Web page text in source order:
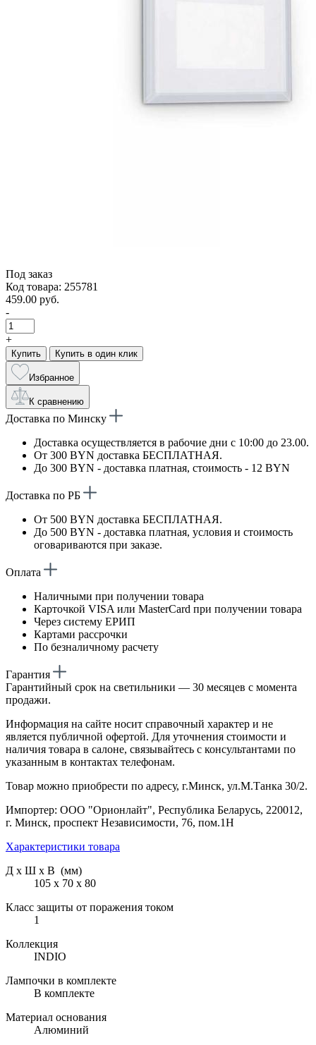
Под заказ
Код товара: 255781
459.00 руб.
-
+
Купить Купить в один клик
Избранное
К сравнению
Доставка по Минску
Доставка осуществляется в рабочие дни с 10:00 до 23.00.
От 300 BYN доставка БЕСПЛАТНАЯ.
До 300 BYN - доставка платная, стоимость - 12 BYN
Доставка по РБ
От 500 BYN доставка БЕСПЛАТНАЯ.
До 500 BYN - доставка платная, условия и стоимость
оговариваются при заказе.
Оплата
Наличными при получении товара
Карточкой VISA или MasterCard при получении товара
Через систему ЕРИП
Картами рассрочки
По безналичному расчету
Гарантия
Гарантийный срок на светильники — 30 месяцев с момента
продажи.
Информация на сайте носит справочный характер и не
является публичной офертой. Для уточнения стоимости и
наличия товара в салоне, связывайтесь с консультантами по
указанным в контактах телефонам.
Товар можно приобрести по адресу, г.Минск, ул.М.Танка 30/2.
Импортер: ООО "Орионлайт", Республика Беларусь, 220012,
г. Минск, проспект Независимости, 76, пом.1Н
Характеристики товара
Д х Ш х В (мм)
105 х 70 х 80
Класс защиты от поражения током
1
Коллекция
INDIO
Лампочки в комплекте
В комплекте
Материал основания
Алюминий